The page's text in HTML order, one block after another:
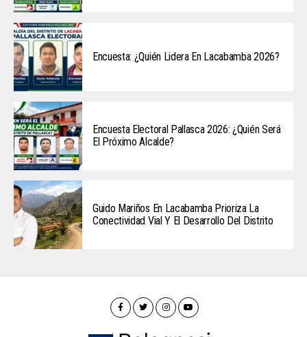
Encuesta: ¿Quién Lidera En Lacabamba 2026?
Encuesta Electoral Pallasca 2026: ¿Quién Será
El Próximo Alcalde?
Guido Mariños En Lacabamba Prioriza La
Conectividad Vial Y El Desarrollo Del Distrito